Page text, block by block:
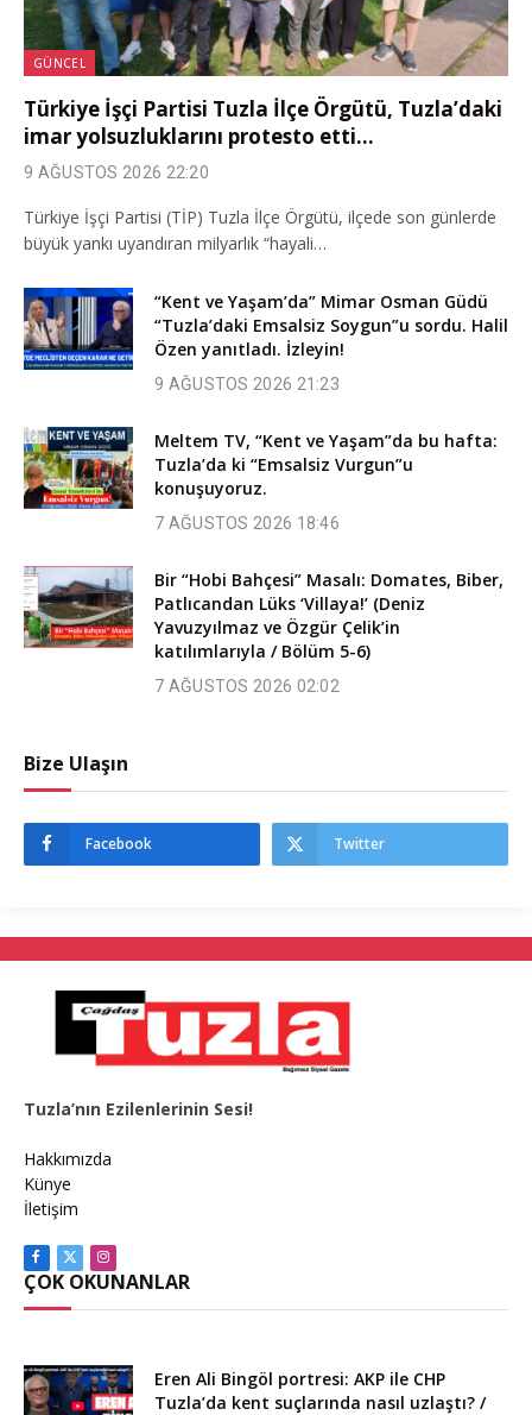
GÜNCEL
Türkiye İşçi Partisi Tuzla İlçe Örgütü, Tuzla’daki
imar yolsuzluklarını protesto etti…
9 AĞUSTOS 2026 22:20
Türkiye İşçi Partisi (TİP) Tuzla İlçe Örgütü, ilçede son günlerde
büyük yankı uyandıran milyarlık “hayali…
“Kent ve Yaşam’da” Mimar Osman Güdü
“Tuzla’daki Emsalsiz Soygun”u sordu. Halil
Özen yanıtladı. İzleyin!
9 AĞUSTOS 2026 21:23
Meltem TV, “Kent ve Yaşam”da bu hafta:
Tuzla’da ki “Emsalsiz Vurgun”u
konuşuyoruz.
7 AĞUSTOS 2026 18:46
Bir “Hobi Bahçesi” Masalı: Domates, Biber,
Patlıcandan Lüks ‘Villaya!’ (Deniz
Yavuzyılmaz ve Özgür Çelik’in
katılımlarıyla / Bölüm 5-6)
7 AĞUSTOS 2026 02:02
Bize Ulaşın
Facebook Twitter
Tuzla’nın Ezilenlerinin Sesi!
Hakkımızda
Künye
İletişim
Facebook
X
(Twitter)
Instagram
ÇOK OKUNANLAR
Eren Ali Bingöl portresi: AKP ile CHP
Tuzla’da kent suçlarında nasıl uzlaştı? /